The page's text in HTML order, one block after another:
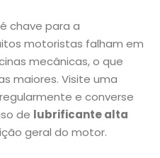
chave para a
motoristas falham em
mecânicas, o que
maiores. Visite uma
regularmente e converse
de lubrificante alta
geral do motor.